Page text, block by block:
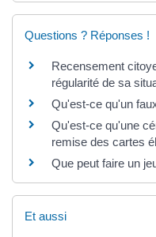
Questions ? Réponses !
Recensement
régularité de sa
Qu'est-ce qu'un
Qu'est-ce qu'une
remise des cartes
Que peut faire un
Et aussi